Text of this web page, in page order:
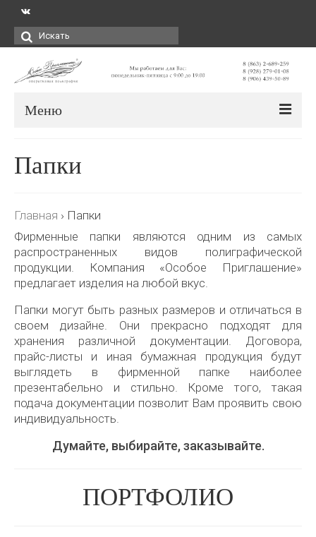
Искать:
Меню
Папки
Главная › Папки
Фирменные папки являются одним из самых
распространенных видов полиграфической
продукции. Компания «Особое Приглашение»
предлагает изделия на любой вкус.
Папки могут быть разных размеров и отличаться в
своем дизайне. Они прекрасно подходят для
хранения различной документации. Договора,
прайс-листы и иная бумажная продукция будут
выглядеть в фирменной папке наиболее
презентабельно и стильно. Кроме того, такая
подача документации позволит Вам проявить свою
индивидуальность.
Думайте, выбирайте, заказывайте.
ПОРТФОЛИО